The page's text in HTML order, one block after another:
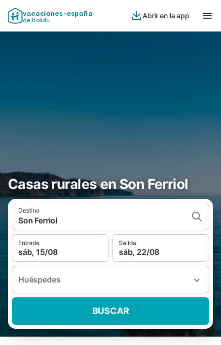
vacaciones-españa
de Holidu
Abrir en la app
Casas rurales en Son Ferriol
Destino
Son Ferriol
Entrada
sáb, 15/08
Salida
sáb, 22/08
Huéspedes
BUSCAR